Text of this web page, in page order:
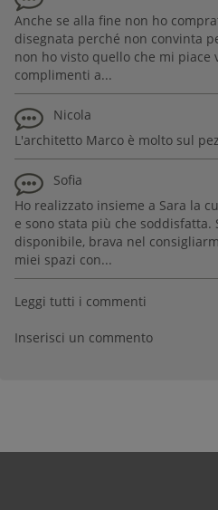
Anche se alla fine non ho
disegnata perché non convinta
non ho visto quello che mi piace
complimenti a...
Nicola
L'architetto Marco è molto sul
Sofia
Ho realizzato insieme a Sara la
e sono stata più che soddisfatta.
disponibile, brava nel
miei spazi con...
Leggi tutti i commenti
Inserisci un commento